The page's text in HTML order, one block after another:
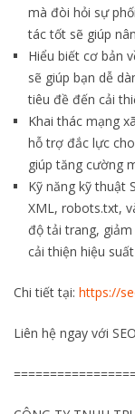
mà đòi hỏi sự
tác tốt sẽ giúp
Hiểu biết cơ bản
sẽ giúp bạn dễ
tiêu đề đến cải
Khai thác mạng
hỗ trợ đắc lực
giúp tăng cường
Kỹ năng kỹ thuật
XML, robots.txt,
độ tải trang,
cải thiện hiệu
Chi tiết tại: https://
Liên hệ ngay với